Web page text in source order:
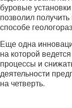
буровые
позволил
способе
Еще одна
на которой
процессы и
деятельности
на четверть.